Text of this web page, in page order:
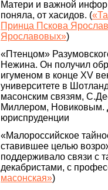
Матери и важной
поняла, от хасидов. (
Принца Пскова
Ярославовых»)
«Птенцом»
Нежина. Он получил
игуменом в конце XV
университете в
масонским связям,
Миллером, Новиковым.
юриспруденции
«Малороссийское
ставившее целью
поддерживало связи с
декабристами, с
масонская»)